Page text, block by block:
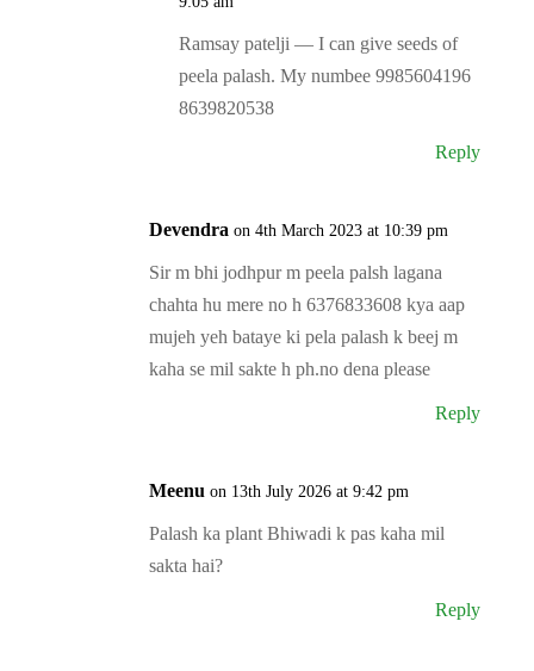
Ramsay patelji — I can give seeds of
peela palash. My numbee 9985604196
8639820538
Reply
Devendra on 4th March 2023 at 10:39 pm
Sir m bhi jodhpur m peela palsh lagana
chahta hu mere no h 6376833608 kya aap
mujeh yeh bataye ki pela palash k beej m
kaha se mil sakte h ph.no dena please
Reply
Meenu on 13th July 2026 at 9:42 pm
Palash ka plant Bhiwadi k pas kaha mil
sakta hai?
Reply